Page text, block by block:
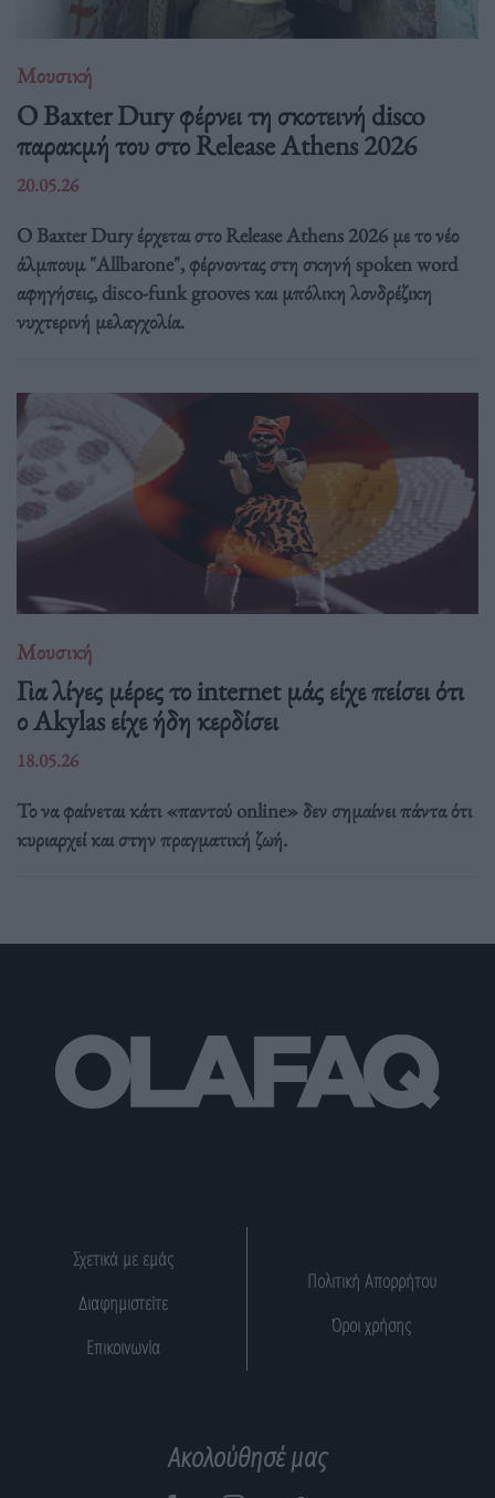
Μουσική
Ο Baxter Dury φέρνει τη σκοτεινή disco
παρακμή του στο Release Athens 2026
20.05.26
Ο Baxter Dury έρχεται στο Release Athens 2026 με το νέο
άλμπουμ "Allbarone", φέρνοντας στη σκηνή spoken word
αφηγήσεις, disco-funk grooves και μπόλικη λονδρέζικη
νυχτερινή μελαγχολία.
Μουσική
Για λίγες μέρες το internet μάς είχε πείσει ότι
ο Akylas είχε ήδη κερδίσει
18.05.26
Το να φαίνεται κάτι «παντού online» δεν σημαίνει πάντα ότι
κυριαρχεί και στην πραγματική ζωή.
Σχετικά με εμάς
Διαφημιστείτε
Επικοινωνία
Πολιτική Απορρήτου
Όροι χρήσης
Ακολούθησέ μας